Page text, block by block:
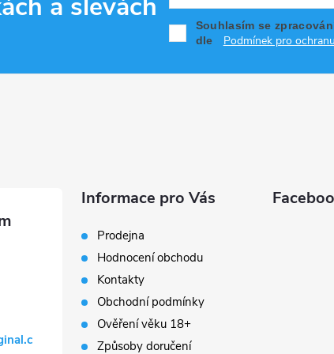
Souhlasím se
dle
Podmínek pro
Informace pro Vás
Prodejna
Hodnocení obchodu
Kontakty
Obchodní podmínky
Ověření věku 18+
Způsoby doručení